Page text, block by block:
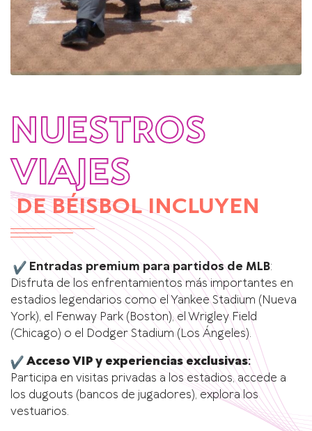
NUESTROS
VIAJES
DE BÉISBOL INCLUYEN
Entradas premium para partidos de MLB:
Disfruta de los enfrentamientos más importantes en
estadios legendarios como el Yankee Stadium (Nueva
York), el Fenway Park (Boston), el Wrigley Field
(Chicago) o el Dodger Stadium (Los Ángeles).
Acceso VIP y experiencias exclusivas:
Participa en visitas privadas a los estadios, accede a
los dugouts (bancos de jugadores), explora los
vestuarios.